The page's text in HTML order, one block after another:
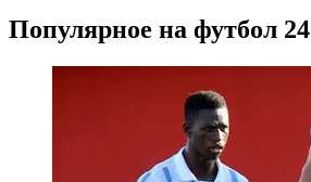
Популярное на футбол 24